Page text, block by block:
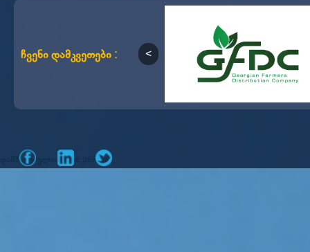
ჩვენი დამკვეთები :
დამზადებულია mone.ge მიერ